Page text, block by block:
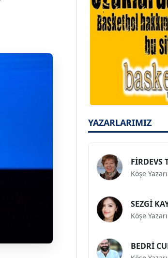
YAZARLARIMIZ
A. BAHRİ
Köşe Yazarı
ESAT
Köşe Yazarı
Köşe Yazarı
Köşe Yazarı
Köşe Yazarı